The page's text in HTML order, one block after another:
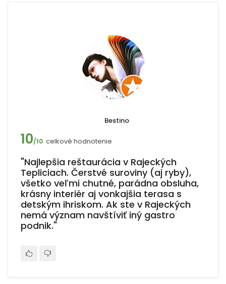
Bestino
10/10 celkové hodnotenie
"Najlepšia reštaurácia v Rajeckých
Tepliciach. Čerstvé suroviny (aj ryby),
všetko veľmi chutné, parádna obsluha,
krásny interiér aj vonkajšia terasa s
detským ihriskom. Ak ste v Rajeckých
nemá význam navštíviť iný gastro
podnik."